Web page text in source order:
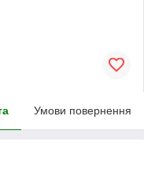
Умови повернення